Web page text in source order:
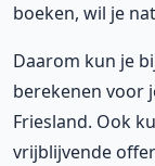
boeken, wil je
Daarom kun je
berekenen voor
Friesland. Ook
vrijblijvende